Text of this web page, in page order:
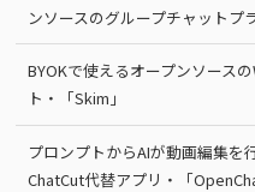
ンソースのグループチャットプ
BYOKで使えるオープンソース
ト・「Skim」
プロンプトからAIが動画編集を
ChatCut代替アプリ・「